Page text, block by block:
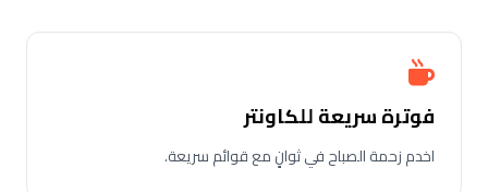
فوترة سريعة للكاونتر
اخدم زحمة الصباح في ثوانٍ مع قوائم سريعة.